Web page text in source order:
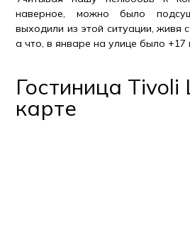
наверное, можно было
выходили из этой ситуации, живя
а что, в январе на улице было +17
Гостиница Tivoli
карте